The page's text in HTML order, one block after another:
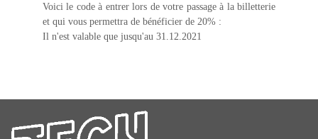
Voici le code à entrer lors de votre passage à la billetterie
et qui vous permettra de bénéficier de 20% :
Il n'est valable que jusqu'au 31.12.2021